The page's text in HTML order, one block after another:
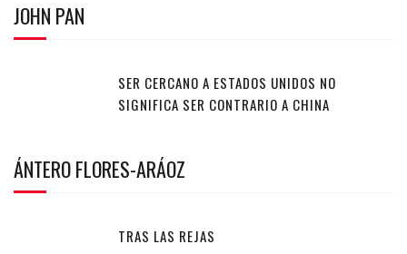
JOHN PAN
SER CERCANO A ESTADOS UNIDOS NO
SIGNIFICA SER CONTRARIO A CHINA
ÁNTERO FLORES-ARÁOZ
TRAS LAS REJAS